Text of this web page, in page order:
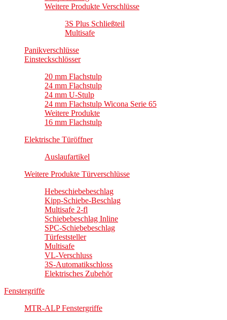
Weitere Produkte Verschlüsse
3S Plus Schließteil
Multisafe
Panikverschlüsse
Einsteckschlösser
20 mm Flachstulp
24 mm Flachstulp
24 mm U-Stulp
24 mm Flachstulp Wicona Serie 65
Weitere Produkte
16 mm Flachstulp
Elektrische Türöffner
Auslaufartikel
Weitere Produkte Türverschlüsse
Hebeschiebebeschlag
Kipp-Schiebe-Beschlag
Multisafe 2-fl
Schiebebeschlag Inline
SPC-Schiebebeschlag
Türfeststeller
Multisafe
VL-Verschluss
3S-Automatikschloss
Elektrisches Zubehör
Fenstergriffe
MTR-ALP Fenstergriffe